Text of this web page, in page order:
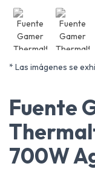
* Las imágenes se
Fuente
700W